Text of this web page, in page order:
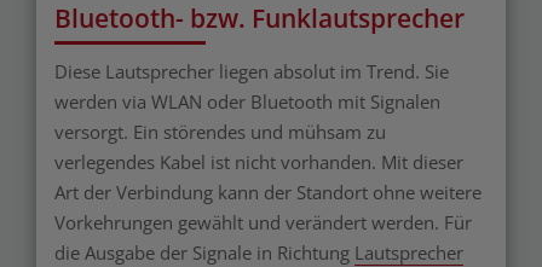
Bluetooth- bzw. Funklautsprecher
Diese Lautsprecher liegen absolut im Trend. Sie
werden via WLAN oder Bluetooth mit Signalen
versorgt. Ein störendes und mühsam zu
verlegendes Kabel ist nicht vorhanden. Mit dieser
Art der Verbindung kann der Standort ohne weitere
Vorkehrungen gewählt und verändert werden. Für
die Ausgabe der Signale in Richtung Lautsprecher